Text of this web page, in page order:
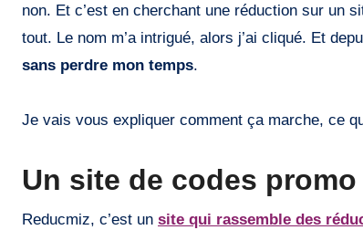
non. Et c’est en cherchant une réduction sur un
tout. Le nom m’a intrigué, alors j’ai cliqué. Et
sans perdre mon temps.
Je vais vous expliquer comment ça marche, ce
Un site de codes
Reducmiz, c’est un site qui rassemble des